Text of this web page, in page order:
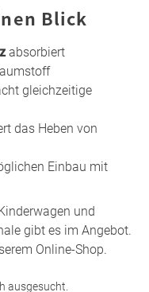
Blick
absorbiert
gleichzeitige
das Heben von
Einbau mit
und
gibt es im Angebot.
Online-Shop.
ausgesucht.